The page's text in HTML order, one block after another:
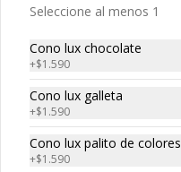
$6.700
Seleccione al menos 1
Cono lux chocolate
+$1.590
Cono lux galleta
+$1.590
Cono lux palito de colores
+$1.590